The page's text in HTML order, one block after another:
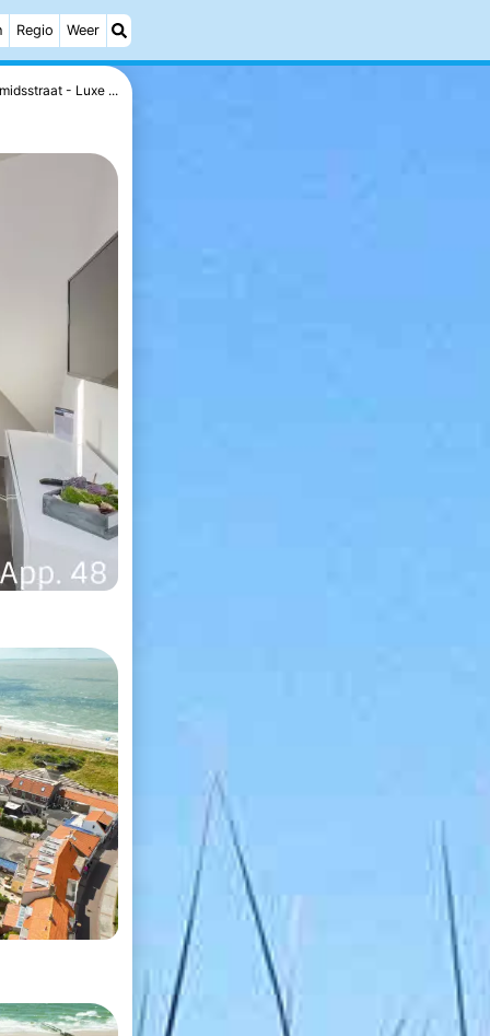
Regio Weer
- Luxe ...